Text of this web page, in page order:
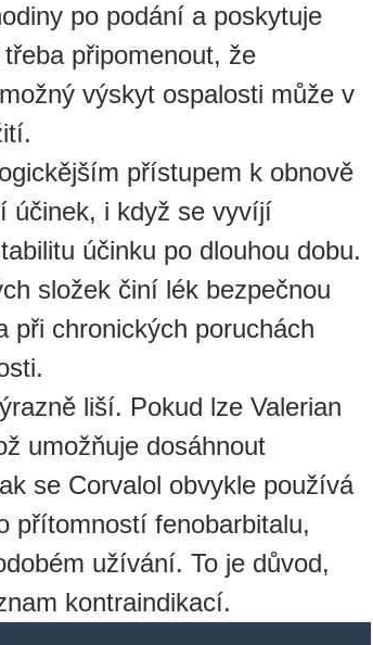
po podání a poskytuje
připomenout, že
výskyt ospalosti může v
přístupem k obnově
účinek, i když se vyvíjí
účinku po dlouhou dobu.
složek činí lék bezpečnou
při chronických poruchách
liší. Pokud lze Valerian
umožňuje dosáhnout
se Corvalol obvykle používá
přítomností fenobarbitalu,
užívání. To je důvod,
kontraindikací.